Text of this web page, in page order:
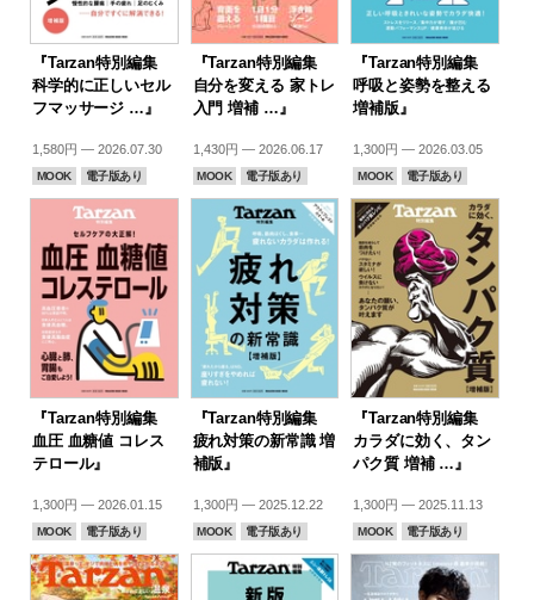
『Tarzan特別編集
科学的に正しいセル
フマッサージ …』
1,580円 — 2026.07.30
MOOK 電子版あり
『Tarzan特別編集
自分を変える 家トレ
入門 増補 …』
1,430円 — 2026.06.17
MOOK 電子版あり
『Tarzan特別編集
呼吸と姿勢を整える
増補版』
1,300円 — 2026.03.05
MOOK 電子版あり
『Tarzan特別編集
血圧 血糖値 コレス
テロール』
1,300円 — 2026.01.15
MOOK 電子版あり
『Tarzan特別編集
疲れ対策の新常識 増
補版』
1,300円 — 2025.12.22
MOOK 電子版あり
『Tarzan特別編集
カラダに効く、タン
パク質 増補 …』
1,300円 — 2025.11.13
MOOK 電子版あり